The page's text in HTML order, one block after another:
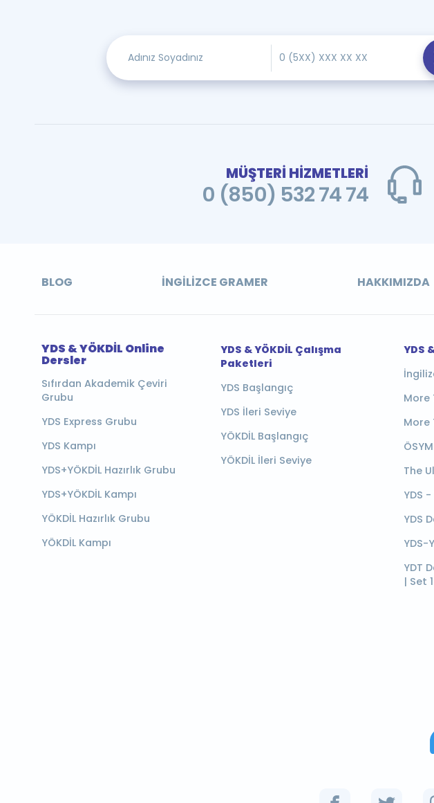
MÜŞTERİ HİZMETLERİ
0 (850) 532 74 74
BLOG İNGILIZCE GRAMER HAKKIMIZDA
YDS & YÖKDİL Online
Dersler
Sıfırdan Akademik Çeviri
Grubu
YDS Express Grubu
YDS Kampı
YDS+YÖKDİL Hazırlık Grubu
YDS+YÖKDİL Kampı
YÖKDİL Hazırlık Grubu
YÖKDİL Kampı
YDS & YÖKDİL Çalışma
Paketleri
YDS Başlangıç
YDS İleri Seviye
YÖKDİL Başlangıç
YÖKDİL İleri Seviye
YDS
More
More
The
YDS
YDS
YDS-
YDT
| Set 1